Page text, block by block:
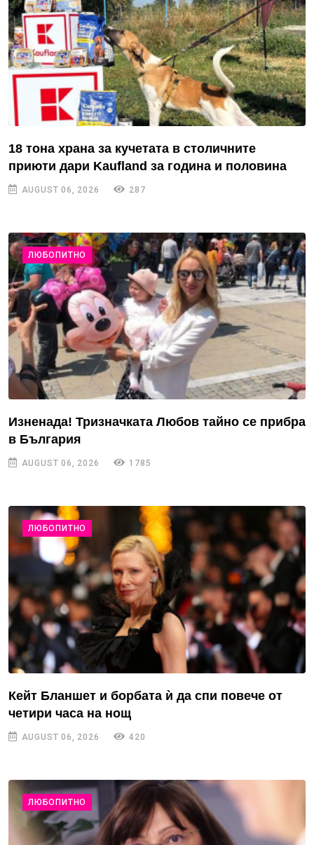
18 тона храна за кучетата в столичните
приюти дари Kaufland за година и половина
AUGUST 06, 2026 287
ЛЮБОПИТНО
Изненада! Тризначката Любов тайно се прибра
в България
AUGUST 06, 2026 1785
ЛЮБОПИТНО
Кейт Бланшет и борбата ѝ да спи повече от
четири часа на нощ
AUGUST 06, 2026 420
ЛЮБОПИТНО